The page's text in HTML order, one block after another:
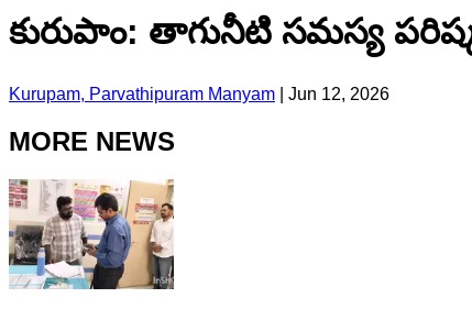
కురుపాం: తాగునీటి సమస్య
Kurupam, Parvathipuram Manyam Jun 12, 2026
MORE NEWS